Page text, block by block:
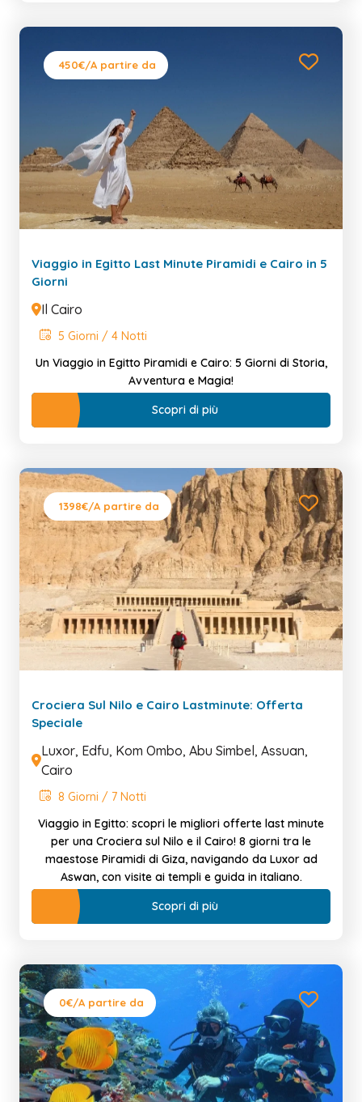
450€/A partire da
Viaggio in Egitto Last Minute Piramidi e Cairo in 5
Giorni
Il Cairo
5 Giorni / 4 Notti
Un Viaggio in Egitto Piramidi e Cairo: 5 Giorni di Storia,
Avventura e Magia!
Scopri di più
1398€/A partire da
Crociera Sul Nilo e Cairo Lastminute: Offerta
Speciale
Luxor, Edfu, Kom Ombo, Abu Simbel, Assuan,
Cairo
8 Giorni / 7 Notti
Viaggio in Egitto: scopri le migliori offerte last minute
per una Crociera sul Nilo e il Cairo! 8 giorni tra le
maestose Piramidi di Giza, navigando da Luxor ad
Aswan, con visite ai templi e guida in italiano.
Scopri di più
0€/A partire da